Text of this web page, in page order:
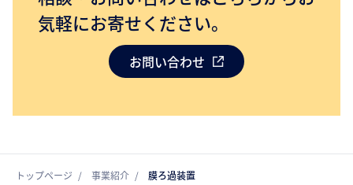
気軽にお寄せください。
お問い合わせ
トップページ 事業紹介 膜ろ過装置